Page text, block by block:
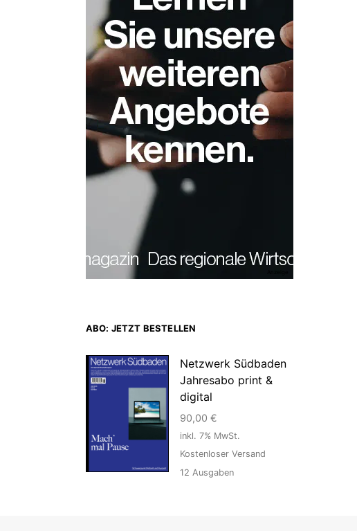
ABO: JETZT BESTELLEN
Netzwerk Südbaden
Jahresabo print &
digital
90,00 €
inkl. 7% MwSt.
Kostenloser Versand
12 Ausgaben